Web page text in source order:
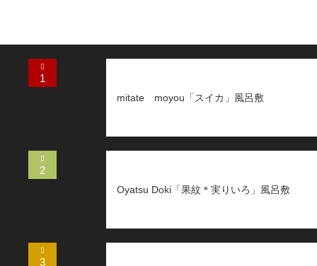
1
mitate moyou「スイカ」風呂敷
2
Oyatsu Doki「果紋＊実りいろ」風呂敷
3